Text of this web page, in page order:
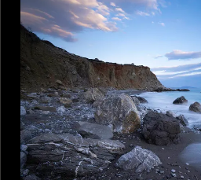
OVER MIJ
CONTACT